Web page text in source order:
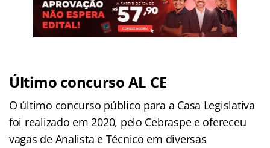
Último concurso AL CE
O último concurso público para a Casa Legislativa
foi realizado em 2020, pelo Cebraspe e ofereceu
vagas de Analista e Técnico em diversas